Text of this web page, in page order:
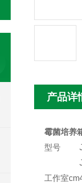
产品详
霉菌培养
型号
工作室cm